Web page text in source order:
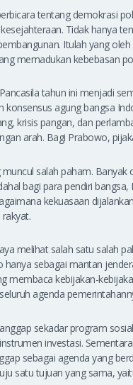
tentang demokrasi
Tidak hanya
Itulah yang
memadukan kebebasan
tahun ini menjadi
konsensus agung bangsa
krisis pangan, dan
arah. Bagi Prabowo,
salah paham.
bagi para pendiri
kekuasaan
melihat salah satu salah
sebagai mantan
membaca kebijakan-
agenda
sekadar program
investasi.
sebagai agenda yang
satu tujuan yang sama,